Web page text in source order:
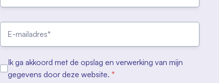
Ik ga akkoord met de opslag en verwerking van mijn
gegevens door deze website. *